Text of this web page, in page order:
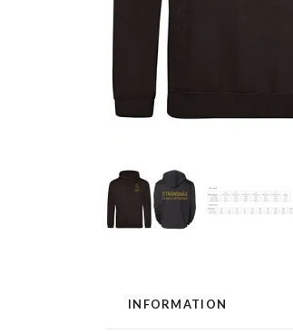
INFORMATION